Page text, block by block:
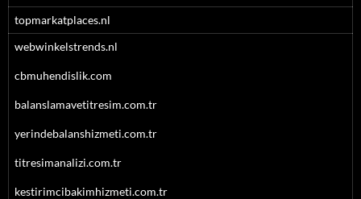
topmarkatplaces.nl
webwinkelstrends.nl
cbmuhendislik.com
balanslamavetitresim.com.tr
yerindebalanshizmeti.com.tr
titresimanalizi.com.tr
kestirimcibakimhizmeti.com.tr